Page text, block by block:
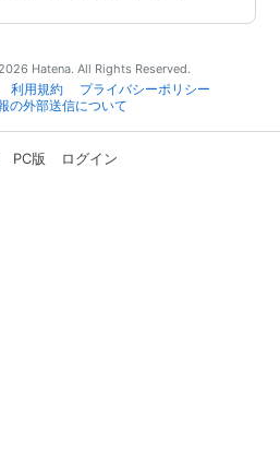
Hatena. All Rights Reserved.
利用規約
プライバシーポリシー
の外部送信について
PC版 ログイン